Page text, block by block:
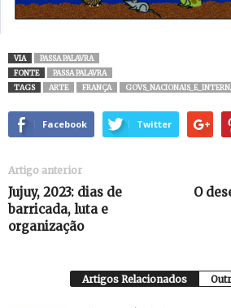
VIA
PASSA PALAVRA
FONTE
PASSA PALAVRA
TAGS
ARTE FRANÇA
Facebook Twitter
Artigo anterior
Jujuy, 2023: dias de
barricada, luta e
organização
O
Artigos Relacionados